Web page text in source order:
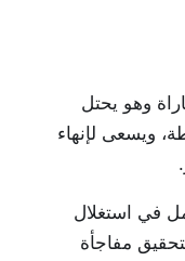
وهو يحتل
عشر برصيد 29 نقطة، ويسعى لإنهاء
في استغلال
مفاجأة